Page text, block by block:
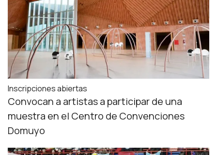
Inscripciones abiertas
Convocan a artistas a participar de una
muestra en el Centro de Convenciones
Domuyo